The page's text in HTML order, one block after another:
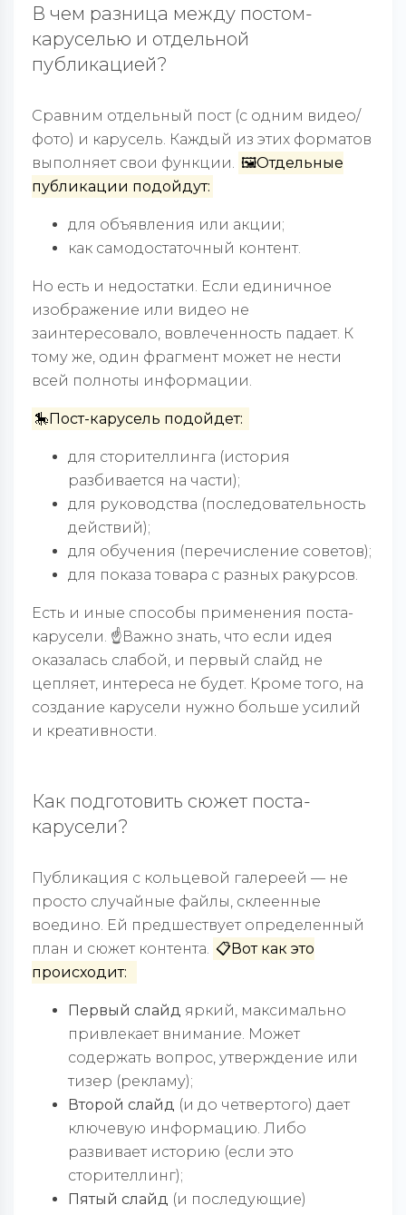
В чем разница между постом-
каруселью и отдельной
публикацией?
Сравним отдельный пост (с одним видео/
фото) и карусель. Каждый из этих форматов
выполняет свои функции. 🖼️Отдельные
публикации подойдут:
для объявления или акции;
как самодостаточный контент.
Но есть и недостатки. Если единичное
изображение или видео не
заинтересовало, вовлеченность падает. К
тому же, один фрагмент может не нести
всей полноты информации.
🎠Пост-карусель подойдет:
для сторителлинга (история
разбивается на части);
для руководства (последовательность
действий);
для обучения (перечисление советов);
для показа товара с разных ракурсов.
Есть и иные способы применения поста-
карусели. ☝️Важно знать, что если идея
оказалась слабой, и первый слайд не
цепляет, интереса не будет. Кроме того, на
создание карусели нужно больше усилий
и креативности.
Как подготовить сюжет поста-
карусели?
Публикация с кольцевой галереей — не
просто случайные файлы, склеенные
воедино. Ей предшествует определенный
план и сюжет контента. 📋Вот как это
происходит:
Первый слайд яркий, максимально
привлекает внимание. Может
содержать вопрос, утверждение или
тизер (рекламу);
Второй слайд (и до четвертого) дает
ключевую информацию. Либо
развивает историю (если это
сторителлинг);
Пятый слайд (и последующие)